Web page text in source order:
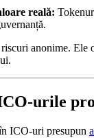
reală:
anonime. Ele
ICO-uri presupun